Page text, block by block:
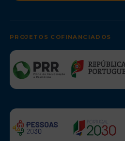
PROJETOS COFINANCIADOS